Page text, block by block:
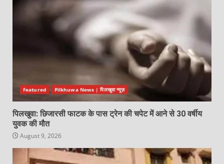
Featured Pilkhuwa News | पिलखुवा न्यूज़
पिलखुवा: छिजारसी फाटक के पास ट्रेन की चपेट में आने से 30 वर्षीय
युवक की मौत
August 9, 2026